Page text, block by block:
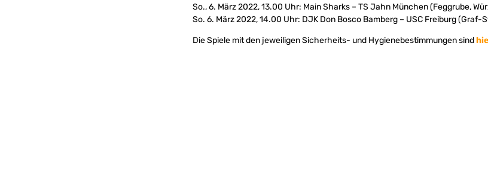
So., 6. März 2022, 13.00 Uhr: Main Sharks – TS Jahn München (Feggrube,
So. 6. März 2022, 14.00 Uhr: DJK Don Bosco Bamberg – USC Freiburg
Die Spiele mit den jeweiligen Sicherheits- und Hygienebestimmungen sind